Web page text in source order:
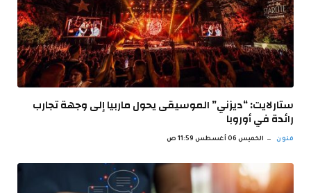
ستارلايت: “ديزني” الموسيقى يحول ماربيا إلى وجهة تجارب
رائدة في أوروبا
فنون الخميس 06 أغسطس 11:59 ص